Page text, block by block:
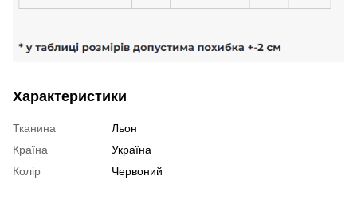
Характеристики
Тканина
Льон
Країна
Україна
Колір
Червоний